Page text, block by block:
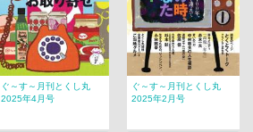
ぐ～す～月刊とくし丸
2025年4月号
ぐ～す～月刊とくし丸
2025年2月号